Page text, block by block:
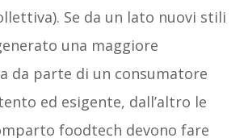
Se da un lato nuovi stili
una maggiore
da parte di un consumatore
ed esigente, dall’altro le
foodtech devono fare